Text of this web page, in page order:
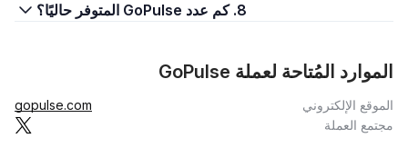
8. كم عدد GoPulse المتوفر حاليًا؟
الموارد المُتاحة لعملة GoPulse
الموقع الإلكتروني
gopulse.com
مجتمع العملة